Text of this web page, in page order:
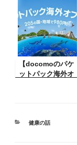
マホにあります
が、何が良いか分
からない。しかし
これをしばらく使
ってみたら大変調
子がいいですおす
すめ。シンプルダ
イエット
【docomoのパケ
ットパック海外オ
ョンを使ってみ
カ
健康の話